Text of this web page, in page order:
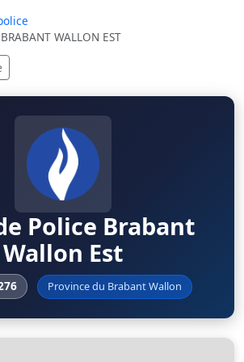
WALLON EST
Police Brabant
Wallon Est
Province du Brabant Wallon